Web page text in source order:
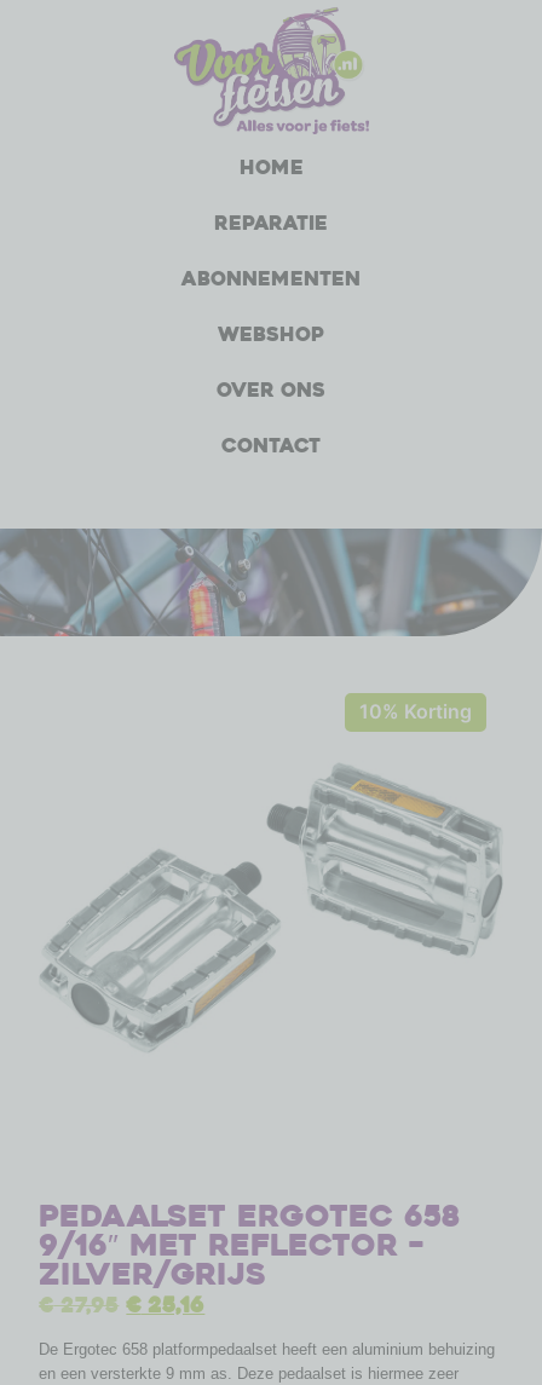
Home
Reparatie
Abonnementen
Webshop
Over ons
Contact
10% Korting
Pedaalset Ergotec 658
9/16″ met reflector –
zilver/grijs
€27,95 €25,16
De Ergotec 658 platformpedaalset heeft een aluminium behuizing
en een versterkte 9 mm as. Deze pedaalset is hiermee zeer